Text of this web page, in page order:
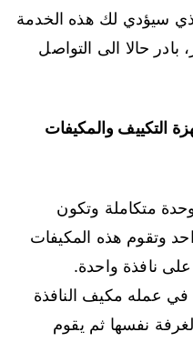
سيؤدي لك هذه الخدمة
حالا الى التواصل
التكييف والمكيفات
متكاملة وتكون
وتقوم هذه المكيفات
نافذة واحدة.
في عمله مكيف النافذة
نفسها ثم يقوم